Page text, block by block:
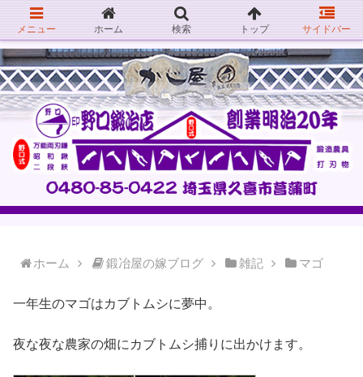
ホーム 鍛冶屋の嫁ブログ 雑記 マゴ
一年生のマゴはカブトムシに夢中。
夜な夜な農家の畑にカブトムシ捕りに出かけます。
メニュー ホーム 検索 トップ サイドバー